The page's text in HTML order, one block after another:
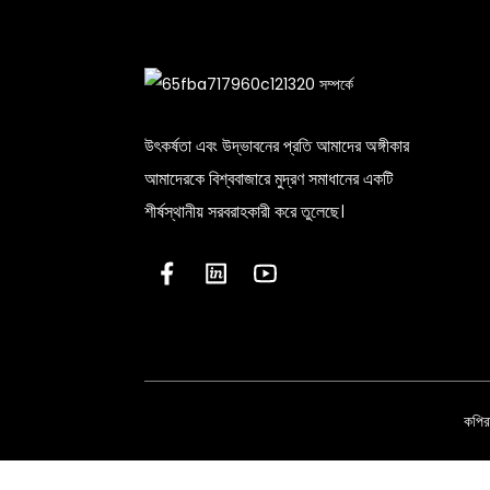
উৎকর্ষতা এবং উদ্ভাবনের প্রতি আমাদের অঙ্গীকার
আমাদেরকে বিশ্ববাজারে মুদ্রণ সমাধানের একটি
শীর্ষস্থানীয় সরবরাহকারী করে তুলেছে।